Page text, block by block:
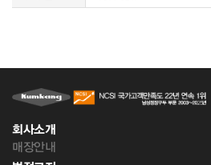
회사소개
매장안내